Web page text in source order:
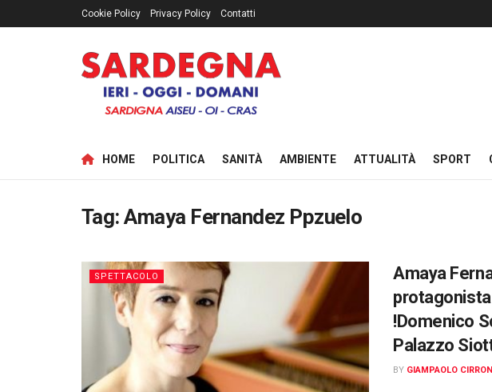
Cookie Policy Privacy Policy Contatti
HOME POLITICA SANITÀ AMBIENTE ATTUALITÀ SPORT
Tag:Amaya Fernandez Ppzuelo
SPETTACOLO
Amaya
!Domenico
Palazzo
BY GIAMPAOLO